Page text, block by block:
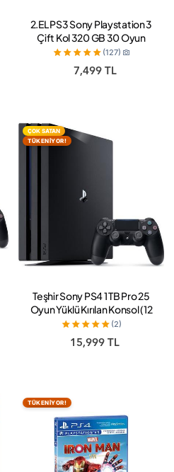
2.EL PS3 Sony Playstation 3
Çift Kol 320 GB 30 Oyun
Yüklü (12 Ay Garanti)
(127)
7,499 TL
ÇOK SATAN
TÜKENİYOR!
Teşhir Sony PS4 1 TB Pro 25
Oyun Yüklü Kırılan Konsol (12
Ay Garanti)(2)
15,999 TL
TÜKENİYOR!